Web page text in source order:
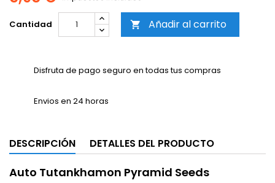
Cantidad  Añadir al carrito
Disfruta de pago seguro en todas tus compras
Envios en 24 horas
DESCRIPCIÓN DETALLES DEL PRODUCTO
Auto Tutankhamon Pyramid Seeds